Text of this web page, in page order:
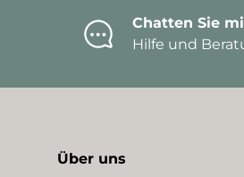
Chatten Sie
Hilfe und
Über uns